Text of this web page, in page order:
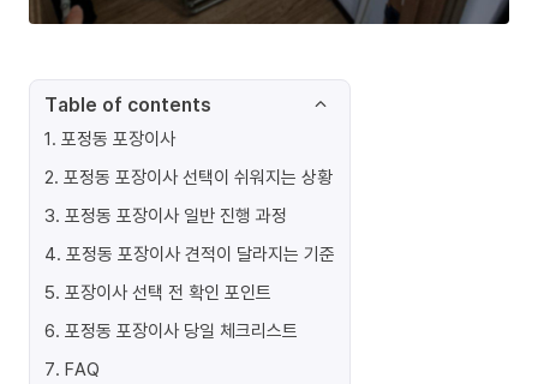
Table of contents
1. 포정동 포장이사
2. 포정동 포장이사 선택이 쉬워지는 상황
3. 포정동 포장이사 일반 진행 과정
4. 포정동 포장이사 견적이 달라지는 기준
5. 포장이사 선택 전 확인 포인트
6. 포정동 포장이사 당일 체크리스트
7. FAQ